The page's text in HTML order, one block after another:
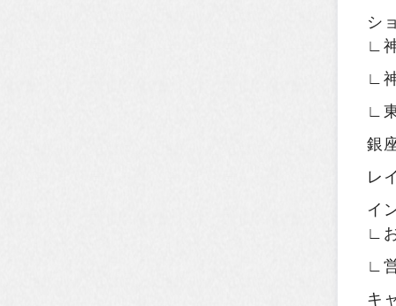
シ
∟
∟
∟
銀
レ
イ
∟
∟
キ